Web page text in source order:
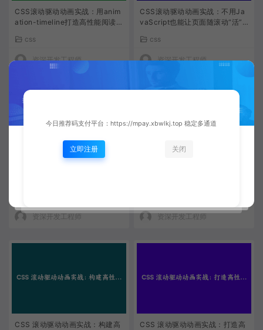
CSS滚动驱动动画实战：用anim
ation-timeline打造高性能阅读进
css
资深开发工程师
CSS滚动驱动动画实战：不用Ja
vaScript也能让页面随滚动“活”
css
资深开发工程师
资深开发工程师 资深开发工程师
CSS 滚动驱动动画实战：构建高
CSS 滚动驱动动画实战：打造高
今日推荐码支付平台：https://mpay.xbwlkj.top 稳定多通道
立即注册 关闭